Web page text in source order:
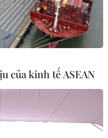
của kinh tế ASEAN